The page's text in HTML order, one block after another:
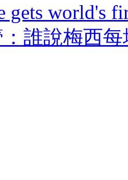
gets world's
：誰說梅西